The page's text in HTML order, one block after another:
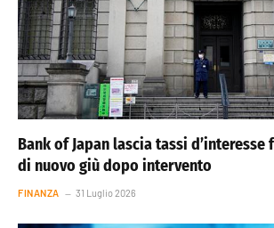
Bank of Japan lascia tassi d’interesse
di nuovo giù dopo intervento
FINANZA 31 Luglio 2026